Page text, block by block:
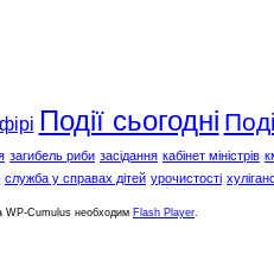
Події сьогодні
загибель риби засідання кабінет міністрів
служба у справах дітей урочистості
WP-Cumulus необходим Flash Player